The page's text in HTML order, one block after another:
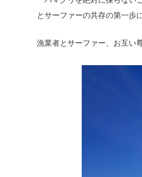
とサーファーの共存の第一歩
漁業者とサーファー、お互い